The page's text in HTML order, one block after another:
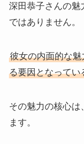
深田恭子さんの魅
ではありません。
彼女の内面的な
る要因となってい
その魅力の核心は、
ます。